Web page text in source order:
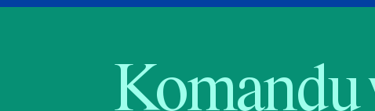
Komandu